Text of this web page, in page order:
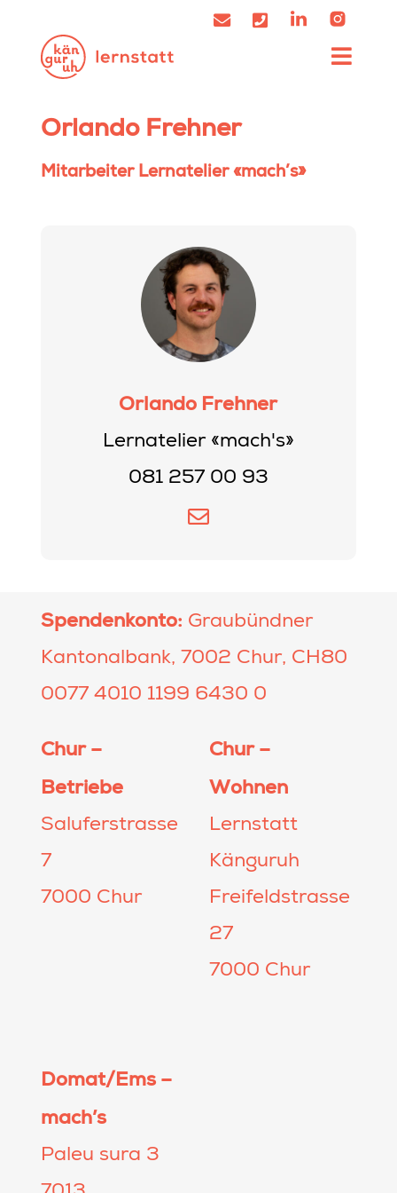
Orlando Frehner
Mitarbeiter Lernatelier «mach’s»
Orlando Frehner
Lernatelier «mach's»
081 257 00 93
Spendenkonto: Graubündner
Kantonalbank, 7002 Chur, CH80
0077 4010 1199 6430 0
Chur –
Betriebe
Saluferstrasse
7
7000 Chur
Chur –
Wohnen
Lernstatt
Känguruh
Freifeldstrasse
27
7000 Chur
Domat/Ems –
mach’s
Paleu sura 3